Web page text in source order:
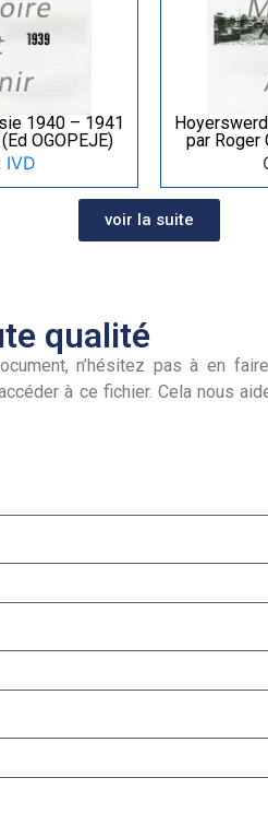
1940 – 1941
OGOPEJE)
IVD
par Roger
voir la suite
qualité
n’hésitez pas à en
à ce fichier. Cela nous